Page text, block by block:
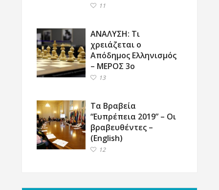
11
ΑΝΑΛΥΣΗ: Τι
χρειάζεται ο
Απόδημος Ελληνισμός
– ΜΕΡΟΣ 3ο
13
Τα Βραβεία
“Ευπρέπεια 2019” – Οι
βραβευθέντες –
(English)
12